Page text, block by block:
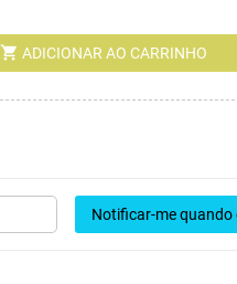
shopping_cart ADICIONAR AO CARRINHO
Notificar-me quando